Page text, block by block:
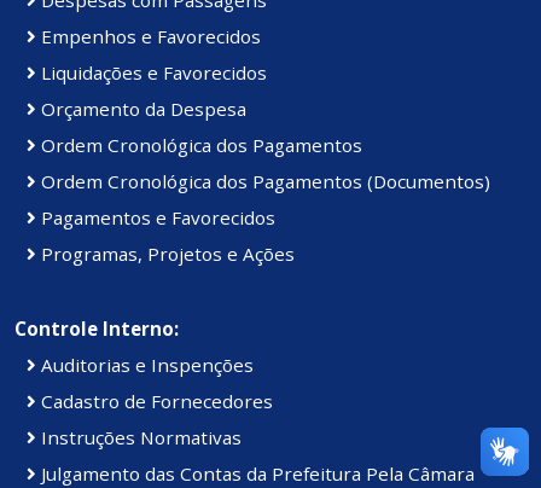
Empenhos e Favorecidos
Liquidações e Favorecidos
Orçamento da Despesa
Ordem Cronológica dos Pagamentos
Ordem Cronológica dos Pagamentos (Documentos)
Pagamentos e Favorecidos
Programas, Projetos e Ações
Controle Interno:
Auditorias e Inspenções
Cadastro de Fornecedores
Instruções Normativas
Julgamento das Contas da Prefeitura Pela Câmara